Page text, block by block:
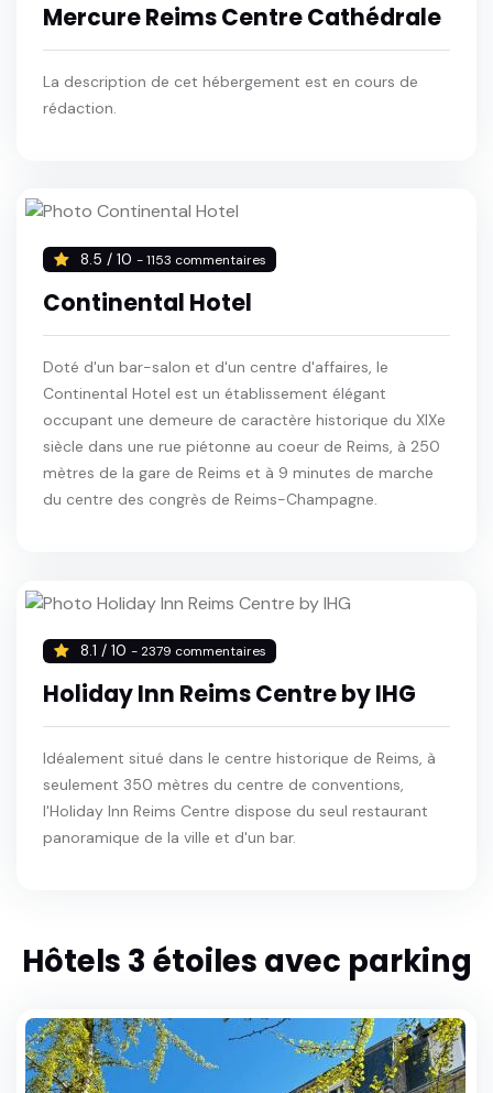
Mercure Reims Centre Cathédrale
La description de cet hébergement est en cours de
rédaction.
8.5 / 10 - 1153 commentaires
Continental Hotel
Doté d'un bar-salon et d'un centre d'affaires, le
Continental Hotel est un établissement élégant
occupant une demeure de caractère historique du XIXe
siècle dans une rue piétonne au coeur de Reims, à 250
mètres de la gare de Reims et à 9 minutes de marche
du centre des congrès de Reims-Champagne.
8.1 / 10 - 2379 commentaires
Holiday Inn Reims Centre by IHG
Idéalement situé dans le centre historique de Reims, à
seulement 350 mètres du centre de conventions,
l'Holiday Inn Reims Centre dispose du seul restaurant
panoramique de la ville et d'un bar.
Hôtels 3 étoiles avec parking